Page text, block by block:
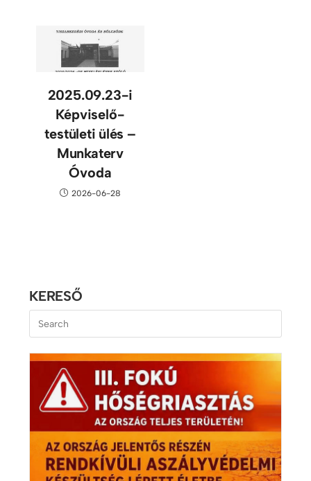
2025.09.23-i
Képviselő-
testületi ülés –
Munkaterv
Óvoda
2026-06-28
KERESŐ